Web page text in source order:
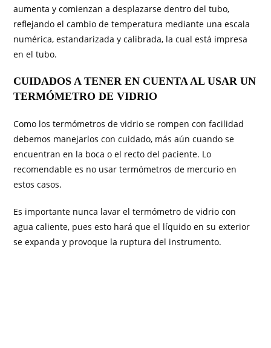
aumenta y comienzan a desplazarse dentro del tubo,
reflejando el cambio de temperatura mediante una escala
numérica, estandarizada y calibrada, la cual está impresa
en el tubo.
CUIDADOS A TENER EN CUENTA AL USAR UN
TERMÓMETRO DE VIDRIO
Como los termómetros de vidrio se rompen con facilidad
debemos manejarlos con cuidado, más aún cuando se
encuentran en la boca o el recto del paciente. Lo
recomendable es no usar termómetros de mercurio en
estos casos.
Es importante nunca lavar el termómetro de vidrio con
agua caliente, pues esto hará que el líquido en su exterior
se expanda y provoque la ruptura del instrumento.